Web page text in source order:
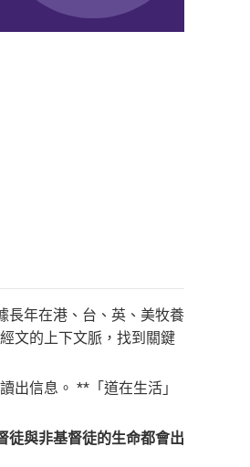
長年在港、台、英、美牧養
文的上下文脈，找到關鍵
出信息。 **「道在生活」
徒與非基督徒的生命都會出